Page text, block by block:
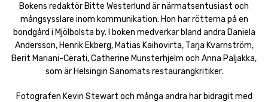
Bokens redaktör Bitte Westerlund är närmatsentusiast och
mångsysslare inom kommunikation. Hon har rötterna på en
bondgård i Mjölbolsta by. I boken medverkar bland andra Daniela
Andersson, Henrik Ekberg, Matias Kaihovirta, Tarja Kvarnström,
Berit Mariani-Cerati, Catherine Munsterhjelm och Anna Paljakka,
som är Helsingin Sanomats restaurangkritiker.
Fotografen Kevin Stewart och många andra har bidragit med